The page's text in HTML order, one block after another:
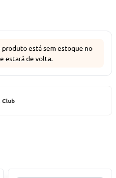
está sem estoque no
estará de volta.
Club